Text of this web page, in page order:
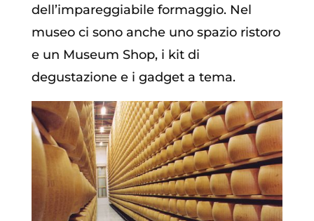
dell’impareggiabile formaggio. Nel
museo ci sono anche uno spazio ristoro
e un Museum Shop, i kit di
degustazione e i gadget a tema.